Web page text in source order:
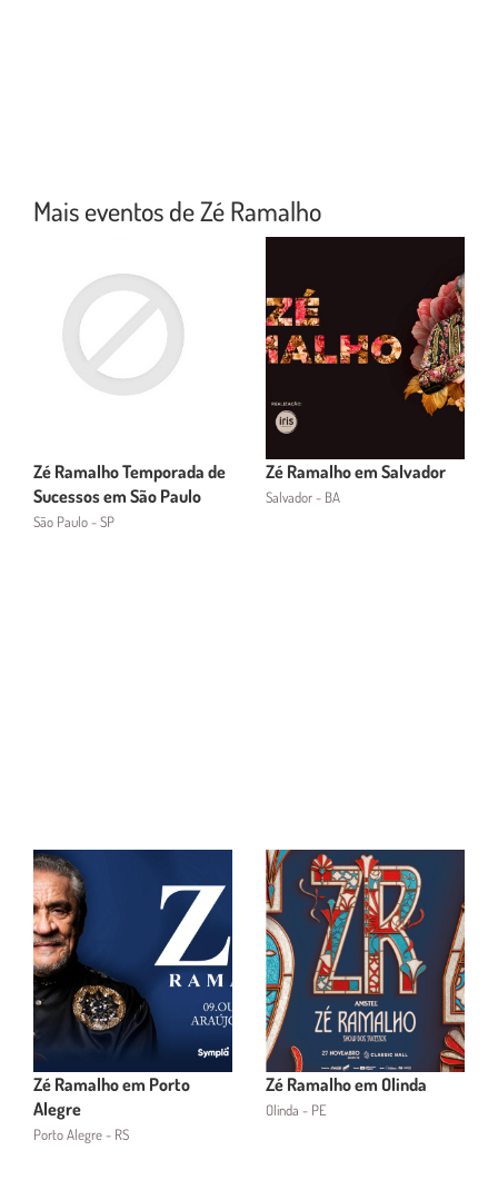
Mais eventos de Zé Ramalho
Zé Ramalho Temporada de
Sucessos em São Paulo
São Paulo - SP
Zé Ramalho em Salvador
Salvador - BA
Zé Ramalho em Porto
Alegre
Porto Alegre - RS
Zé Ramalho em Olinda
Olinda - PE